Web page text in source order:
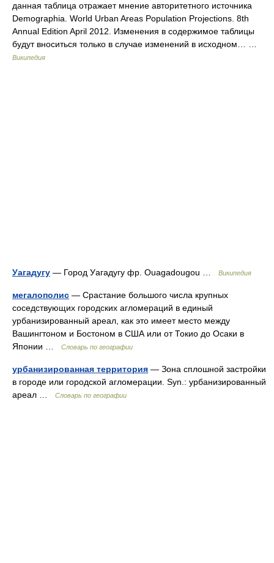
данная таблица отражает мнение авторитетного источника
Demographia. World Urban Areas Population Projections. 8th
Annual Edition April 2012. Изменения в содержимое таблицы
будут вноситься только в случае изменений в исходном… …
Википедия
Уагадугу — Город Уагадугу фр. Ouagadougou … Википедия
мегалополис — Срастание большого числа крупных
соседствующих городских агломераций в единый
урбанизированный ареал, как это имеет место между
Вашингтоном и Бостоном в США или от Токио до Осаки в
Японии …
Словарь по географии
урбанизированная территория — Зона сплошной застройки
в городе или городской агломерации. Syn.: урбанизированный
ареал …
Словарь по географии